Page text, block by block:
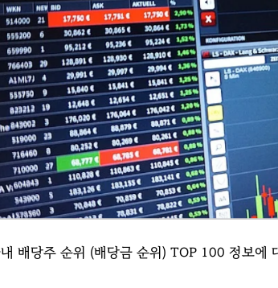
배당주 순위 (배당금 순위) TOP 100 정보에